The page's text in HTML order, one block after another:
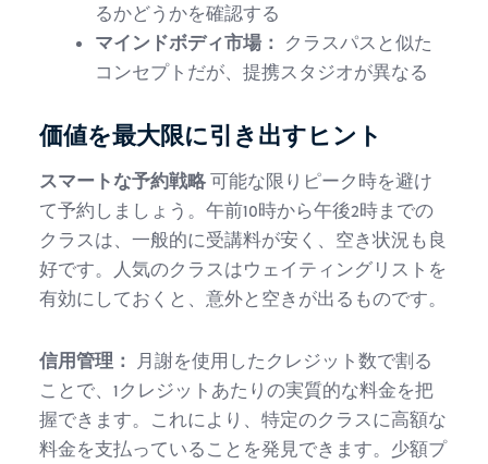
るかどうかを確認する
マインドボディ市場： クラスパスと似た
コンセプトだが、提携スタジオが異なる
価値を最大限に引き出すヒント
スマートな予約戦略可能な限りピーク時を避け
て予約しましょう。午前10時から午後2時までの
クラスは、一般的に受講料が安く、空き状況も良
好です。人気のクラスはウェイティングリストを
有効にしておくと、意外と空きが出るものです。
信用管理： 月謝を使用したクレジット数で割る
ことで、1クレジットあたりの実質的な料金を把
握できます。これにより、特定のクラスに高額な
料金を支払っていることを発見できます。少額プ